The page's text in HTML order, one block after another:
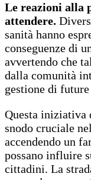
Le reazioni alla
attendere.
sanità hanno
conseguenze di
avvertendo che
dalla comunità
gestione di
Questa iniziativa
snodo cruciale
accendendo un
possano influire
cittadini. La